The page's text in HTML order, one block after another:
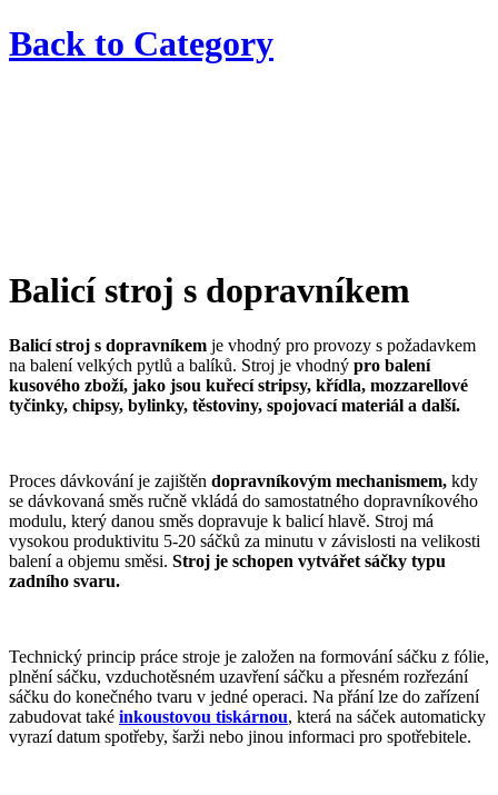
Back to Category
Balicí stroj s dopravníkem
Balicí stroj s dopravníkem je vhodný pro provozy s požadavkem
na balení velkých pytlů a balíků. Stroj je vhodný pro balení
kusového zboží, jako jsou kuřecí stripsy, křídla, mozzarellové
tyčinky, chipsy, bylinky, těstoviny, spojovací materiál a další.
Proces dávkování je zajištěn dopravníkovým mechanismem, kdy
se dávkovaná směs ručně vkládá do samostatného dopravníkového
modulu, který danou směs dopravuje k balicí hlavě. Stroj má
vysokou produktivitu 5-20 sáčků za minutu v závislosti na velikosti
balení a objemu směsi. Stroj je schopen vytvářet sáčky typu
zadního svaru.
Technický princip práce stroje je založen na formování sáčku z fólie,
plnění sáčku, vzduchotěsném uzavření sáčku a přesném rozřezání
sáčku do konečného tvaru v jedné operaci. Na přání lze do zařízení
zabudovat také inkoustovou tiskárnou, která na sáček automaticky
vyrazí datum spotřeby, šarži nebo jinou informaci pro spotřebitele.